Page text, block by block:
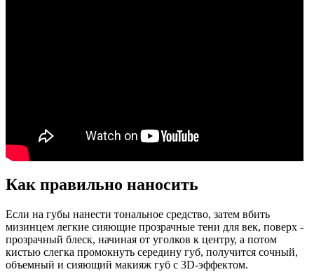
Как правильно наносить
Если на губы нанести тональное средство, затем вбить
мизинцем легкие сияющие прозрачные тени для век, поверх -
прозрачный блеск, начиная от уголков к центру, а потом
кистью слегка промокнуть середину губ, получится сочный,
объемный и сияющий макияж губ с 3D-эффектом.